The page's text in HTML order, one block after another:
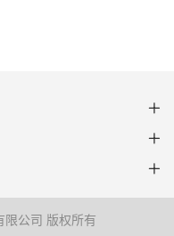
公司 版权所有